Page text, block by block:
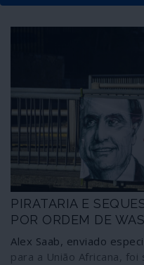
PIRATARIA E
POR ORDEM DE
Alex Saab, enviado
para a União Africana,